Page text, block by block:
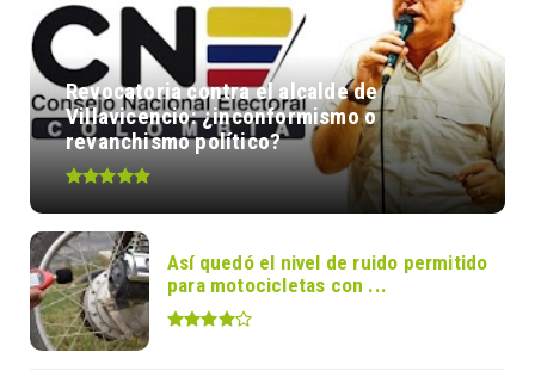
Revocatoria contra el alcalde de
Villavicencio: ¿inconformismo o
revanchismo político?
Así quedó el nivel de ruido permitido
para motocicletas con ...